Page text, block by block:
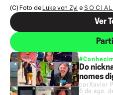
(C) Foto de Luke van Zyl e S O C I A
Ver
Do
nomes
porXavier
6 de ago.